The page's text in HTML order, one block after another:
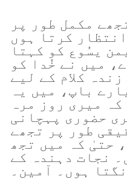
مکمل طور پر
کرتا ہوں
یسُوع کو کہتا
میں نے خُدا کو
کلام کے لیے
باپ، میں یہ
میری روز مرہ
حضوری پہچانی
طور پر تجھے
حتیٰ کہ میں تجھ
نجات دہندہ کے
ہوں۔ آمین۔